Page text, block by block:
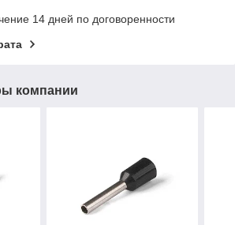
14 дней по договоренности
компании